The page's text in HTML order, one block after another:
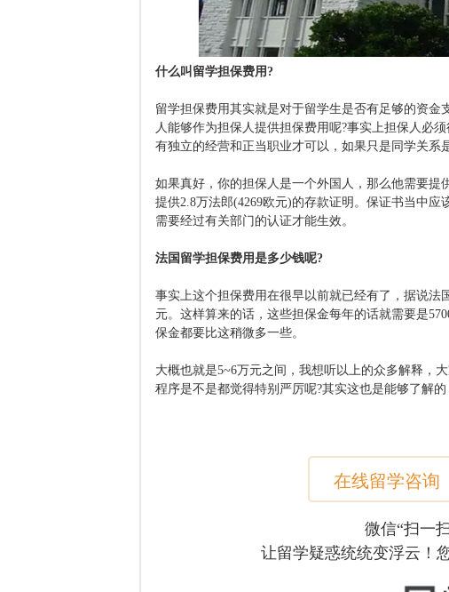
什么叫留学担保费用?
留学担保费用其实就是对于留学生是否有足够的资
人能够作为担保人提供担保费用呢?事实上担保人必
有独立的经营和正当职业才可以，如果只是同学关系
如果真好，你的担保人是一个外国人，那么他需要
提供2.8万法郎(4269欧元)的存款证明。保证书当中
需要经过有关部门的认证才能生效。
法国留学担保费用是多少钱呢?
事实上这个担保费用在很早以前就已经有了，据说法
元。这样算来的话，这些担保金每年的话就需要是
保金都要比这稍微多一些。
大概也就是5~6万元之间，我想听以上的众多解释，
程序是不是都觉得特别严厉呢?其实这也是能够了解
在线留学咨询
微信“扫一
让留学疑惑统统变浮云！